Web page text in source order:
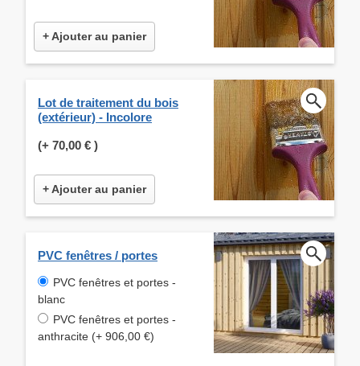
+ Ajouter au panier
Lot de traitement du bois
(extérieur) - Incolore
(+ 70,00 € )
+ Ajouter au panier
PVC fenêtres / portes
PVC fenêtres et portes -
blanc
PVC fenêtres et portes -
anthracite (+ 906,00 €)